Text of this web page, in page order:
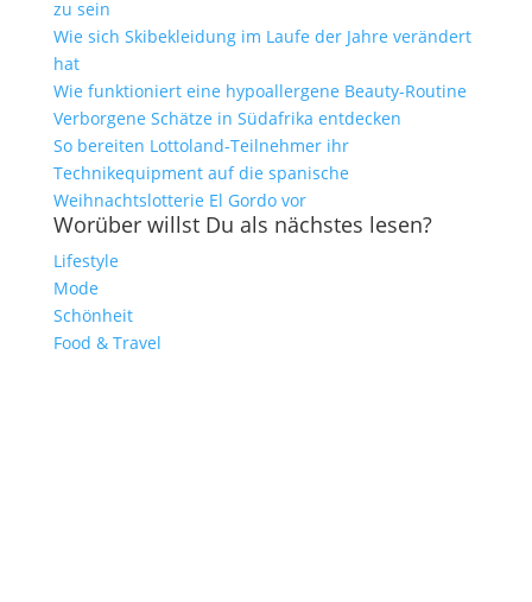
zu sein
Wie sich Skibekleidung im Laufe der Jahre verändert
hat
Wie funktioniert eine hypoallergene Beauty-Routine
Verborgene Schätze in Südafrika entdecken
So bereiten Lottoland-Teilnehmer ihr
Technikequipment auf die spanische
Weihnachtslotterie El Gordo vor
Worüber willst Du als nächstes lesen?
Lifestyle
Mode
Schönheit
Food & Travel